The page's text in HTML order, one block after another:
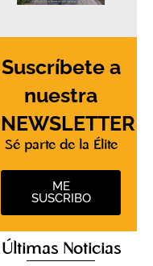
Suscríbete a
nuestra
NEWSLETTER
Sé parte de la Élite
ME
SUSCRIBO
Últimas Noticias